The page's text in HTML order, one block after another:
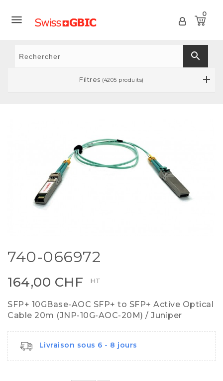
 0
search
Filtres (4205 produits)
740-066972
164,00 CHF HT
SFP+ 10GBase-AOC SFP+ to SFP+ Active Optical
Cable 20m (JNP-10G-AOC-20M) / Juniper
Livraison sous 6 - 8 jours